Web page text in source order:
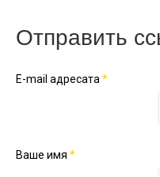
Отправить
E-mail адресата *
Ваше имя *